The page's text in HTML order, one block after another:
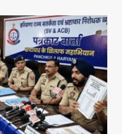
ai
l
ar
e